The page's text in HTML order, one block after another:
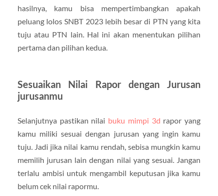
hasilnya, kamu bisa mempertimbangkan apakah
peluang lolos SNBT 2023 lebih besar di PTN yang kita
tuju atau PTN lain. Hal ini akan menentukan pilihan
pertama dan pilihan kedua.
Sesuaikan Nilai Rapor dengan Jurusan
jurusanmu
Selanjutnya pastikan nilai buku mimpi 3d rapor yang
kamu miliki sesuai dengan jurusan yang ingin kamu
tuju. Jadi jika nilai kamu rendah, sebisa mungkin kamu
memilih jurusan lain dengan nilai yang sesuai. Jangan
terlalu ambisi untuk mengambil keputusan jika kamu
belum cek nilai rapormu.